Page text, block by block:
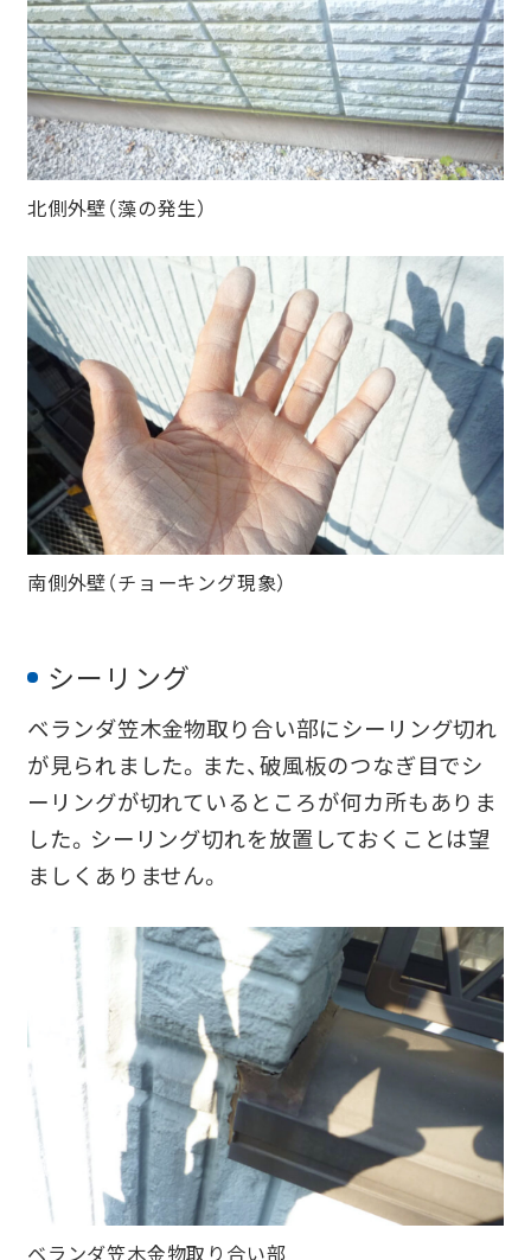
北側外壁（藻の発生）
南側外壁（チョーキング現象）
シーリング
ベランダ笠木金物取り合い部にシーリング切れ
が見られました。 また、破風板のつなぎ目でシ
ーリングが切れているところが何カ所もありま
した。 シーリング切れを放置しておくことは望
ましくありません。
ベランダ笠木金物取り合い部